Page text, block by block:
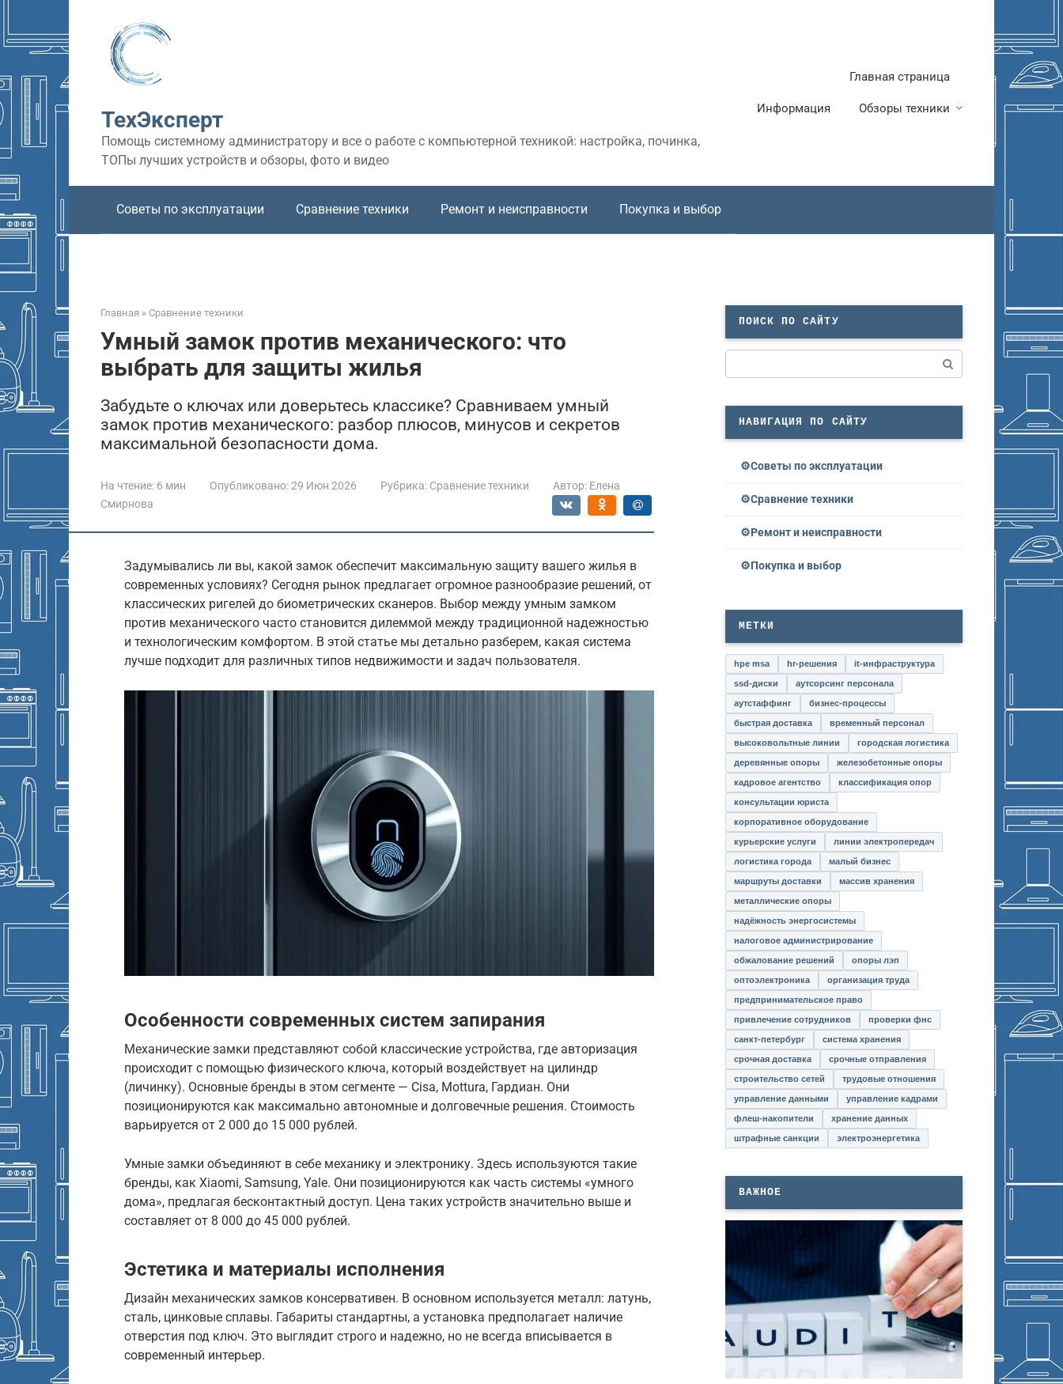
контенту
ТехЭксперт
Помощь системному администратору и все о работе с компьютерной техникой: настройка, починка,
ТОПы лучших устройств и обзоры, фото и видео
Главная страница
Информация Обзоры техники
Советы по эксплуатации Сравнение техники Ремонт и неисправности Покупка и выбор
Главная » Сравнение техники
Умный замок против механического: что
выбрать для защиты жилья
Забудьте о ключах или доверьтесь классике? Сравниваем умный
замок против механического: разбор плюсов, минусов и секретов
максимальной безопасности дома.
На чтение: 6 мин Опубликовано:29 Июн 2026 Рубрика: Сравнение техники Автор: Елена
Смирнова
Задумывались ли вы, какой замок обеспечит максимальную защиту вашего жилья в
современных условиях? Сегодня рынок предлагает огромное разнообразие решений, от
классических ригелей до биометрических сканеров. Выбор между умным замком
против механического часто становится дилеммой между традиционной надежностью
и технологическим комфортом. В этой статье мы детально разберем, какая система
лучше подходит для различных типов недвижимости и задач пользователя.
Особенности современных систем запирания
Механические замки представляют собой классические устройства, где авторизация
происходит с помощью физического ключа, который воздействует на цилиндр
(личинку). Основные бренды в этом сегменте — Cisa, Mottura, Гардиан. Они
позиционируются как максимально автономные и долговечные решения. Стоимость
варьируется от 2 000 до 15 000 рублей.
Умные замки объединяют в себе механику и электронику. Здесь используются такие
бренды, как Xiaomi, Samsung, Yale. Они позиционируются как часть системы «умного
дома», предлагая бесконтактный доступ. Цена таких устройств значительно выше и
составляет от 8 000 до 45 000 рублей.
Эстетика и материалы исполнения
Дизайн механических замков консервативен. В основном используется металл: латунь,
сталь, цинковые сплавы. Габариты стандартны, а установка предполагает наличие
отверстия под ключ. Это выглядит строго и надежно, но не всегда вписывается в
современный интерьер.
ПОИСК ПО САЙТУ
НАВИГАЦИЯ ПО САЙТУ
Советы по эксплуатации
Сравнение техники
Ремонт и неисправности
Покупка и выбор
МЕТКИ
hpe msa hr-решения it-инфраструктура
ssd-диски аутсорсинг персонала
аутстаффинг бизнес-процессы
быстрая доставка временный персонал
высоковольтные линии городская логистика
деревянные опоры железобетонные опоры
кадровое агентство классификация опор
консультации юриста
корпоративное оборудование
курьерские услуги линии электропередач
логистика города малый бизнес
маршруты доставки массив хранения
металлические опоры
надёжность энергосистемы
налоговое администрирование
обжалование решений опоры лэп
оптоэлектроника организация труда
предпринимательское право
привлечение сотрудников проверки фнс
санкт-петербург система хранения
срочная доставка срочные отправления
строительство сетей трудовые отношения
управление данными управление кадрами
флеш-накопители хранение данных
штрафные санкции электроэнергетика
ВАЖНОЕ